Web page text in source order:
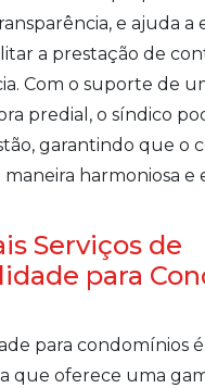
e ajuda a
a prestação de
Com o suporte de
predial, o síndico
garantindo que o
harmoniosa e
Serviços de
para
para condomínios
que oferece uma